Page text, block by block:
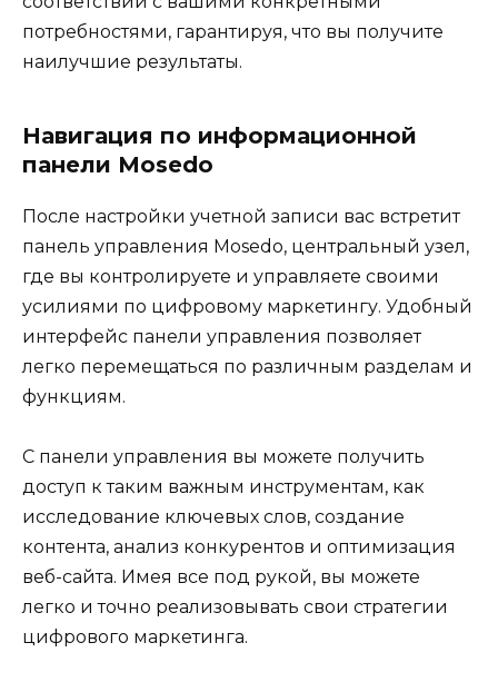
потребностями, гарантируя, что вы получите
наилучшие результаты.
Навигация по информационной
панели Mosedo
После настройки учетной записи вас встретит
панель управления Mosedo, центральный узел,
где вы контролируете и управляете своими
усилиями по цифровому маркетингу. Удобный
интерфейс панели управления позволяет
легко перемещаться по различным разделам и
функциям.
С панели управления вы можете получить
доступ к таким важным инструментам, как
исследование ключевых слов, создание
контента, анализ конкурентов и оптимизация
веб-сайта. Имея все под рукой, вы можете
легко и точно реализовывать свои стратегии
цифрового маркетинга.